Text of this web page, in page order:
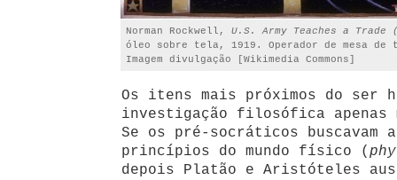
Norman Rockwell, U.S. Army Teaches a
óleo sobre tela, 1919. Operador de mesa de
Imagem divulgação [Wikimedia Commons]
Os itens mais próximos do ser
investigação filosófica apenas
Se os pré-socráticos buscavam
princípios do mundo físico (
depois Platão e Aristóteles